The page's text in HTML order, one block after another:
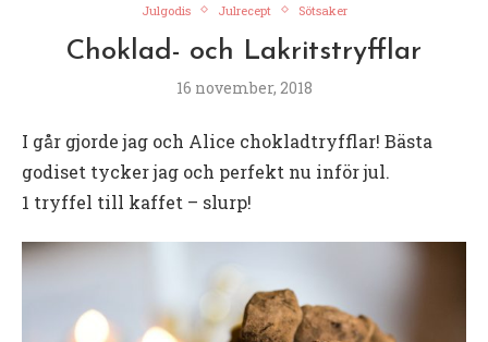
Julgodis Julrecept Sötsaker
Choklad- och Lakritstryfflar
16 november, 2018
I går gjorde jag och Alice chokladtryfflar! Bästa
godiset tycker jag och perfekt nu inför jul.
1 tryffel till kaffet – slurp!